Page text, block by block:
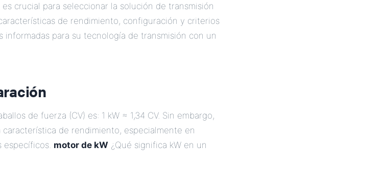
es crucial para seleccionar la solución de transmisión
de rendimiento, configuración y criterios
informadas para su tecnología de transmisión con un
de fuerza (CV) es: 1 kW ≈ 1,34 CV. Sin embargo,
de rendimiento, especialmente en
específicos. motor de kW ¿Qué significa kW en un